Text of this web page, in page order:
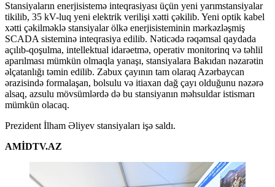
Stansiyaların enerjisistemə inteqrasiyası üçün yeni yarımstansiyalar
tikilib, 35 kV-luq yeni elektrik verilişi xətti çəkilib. Yeni optik kabel
xətti çəkilməklə stansiyalar ölkə enerjisisteminin mərkəzləşmiş
SCADA sisteminə inteqrasiya edilib. Nəticədə rəqəmsal qaydada
açılıb-qoşulma, intellektual idarəetmə, operativ monitorinq və təhlil
aparılması mümkün olmaqla yanaşı, stansiyalara Bakıdan nəzarətin
əlçatanlığı təmin edilib. Zabux çayının tam olaraq Azərbaycan
ərazisində formalaşan, bolsulu və itiaxan dağ çayı olduğunu nəzərə
alsaq, azsulu mövsümlərdə də bu stansiyanın məhsuldar istismarı
mümkün olacaq.
Prezident İlham Əliyev stansiyaları işə saldı.
AMİDTV.AZ